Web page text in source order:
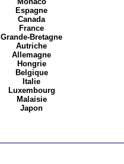
Espagne
Canada
France
Grande-Bretagne
Autriche
Allemagne
Hongrie
Belgique
Italie
Luxembourg
Malaisie
Japon